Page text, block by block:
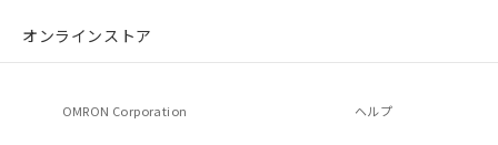
オンラインストア
OMRON Corporation ヘルプ